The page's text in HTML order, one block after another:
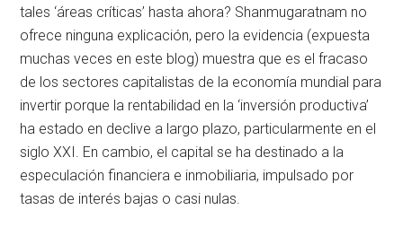
tales ‘áreas críticas’ hasta ahora? Shanmugaratnam no
ofrece ninguna explicación, pero la evidencia (expuesta
muchas veces en este blog) muestra que es el fracaso
de los sectores capitalistas de la economía mundial para
invertir porque la rentabilidad en la ‘inversión productiva’
ha estado en declive a largo plazo, particularmente en el
siglo XXI. En cambio, el capital se ha destinado a la
especulación financiera e inmobiliaria, impulsado por
tasas de interés bajas o casi nulas.